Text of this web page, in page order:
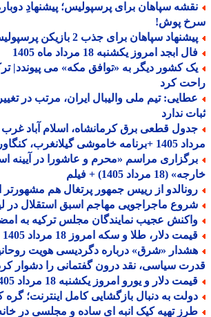
سپاهان برای پرسپولیس؛ پیشنهادِ دوباره
پوش!
سپاهان برای جذب 2 بازیکن پرسپولیس
ابجد امروز یکشنبه 18 مرداد ماه 1405
کشور دیگر به «توافق مکه» می پیوندد| ترکیه
کرد
تیم ملی والیبال ایران، مرتب در تغییر
ندارد
کنگاور، جوانرود، صحنه و...
مراسم «محرم و عاشورا در آیینه اسناد
مرداد 1405) + فیلم
از رییس جمهور پرتغال هم مشهورتر
ماجراجویی مهاجم اسبق استقلال در لیگ
عجیب نمایندگان مجلس ترکیه به امضای
دلار، طلا و سکه امروز 18 مرداد 1405
«شرق» درباره دگردیسی هویت روحانیت؛
سیاسی، نقد درون گفتمانی را دشوار
دلار و یورو امروز یکشنبه 18 مرداد 1405
به دنبال بازگشایی کامل اینترنت؛ گره
تهیه کیک انبه ای ساده و مجلسی در خانه